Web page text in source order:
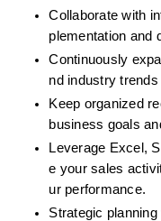
Collaborate with
plementation and
Continuously
nd industry trends
Keep organized
business goals
Leverage Excel,
e your sales
ur performance.
Strategic planning